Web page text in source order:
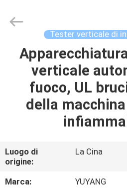
CASA
PRODOTTI
CIRCA
NOI
YUYANG
INSTRUMENT
Reserved.
Tester verticale di
verticale
fuoco, UL
della
Luogo di
origine:
La Cina
Marca:
YUYANG